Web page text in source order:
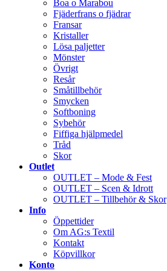
Boa o Marabou
Fjäderfrans o fjädrar
Fransar
Kristaller
Lösa paljetter
Mönster
Övrigt
Resår
Småtillbehör
Smycken
Softboning
Sybehör
Fiffiga hjälpmedel
Tråd
Skor
Outlet
OUTLET – Mode & Fest
OUTLET – Scen & Idrott
OUTLET – Tillbehör & Skor
Info
Öppettider
Om AG:s Textil
Kontakt
Köpvillkor
Konto